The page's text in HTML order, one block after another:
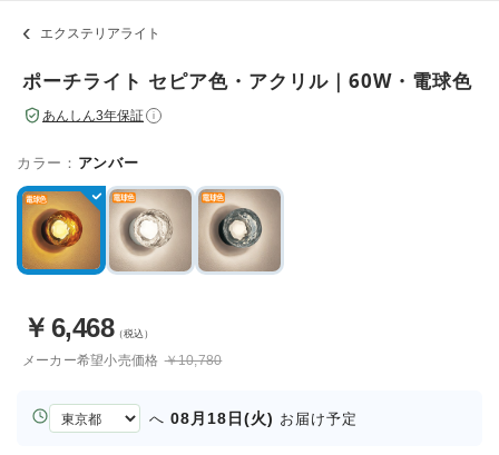
エクステリアライト
ポーチライト セピア色・アクリル｜60W・電球色
あんしん3年保証 i
カラー： アンバー
￥ 6,468（税込）
メーカー希望小売価格 ￥10,780
お
届
へ 08月18日(火) お届け予定